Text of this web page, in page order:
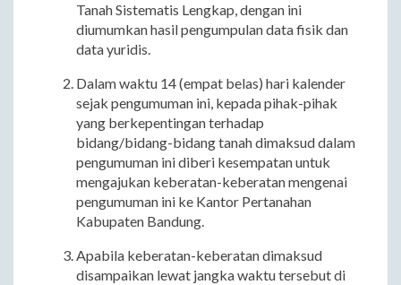
Tanah Sistematis Lengkap, dengan ini
diumumkan hasil pengumpulan data fisik dan
data yuridis.
Dalam waktu 14 (empat belas) hari kalender
sejak pengumuman ini, kepada pihak-pihak
yang berkepentingan terhadap
bidang/bidang-bidang tanah dimaksud dalam
pengumuman ini diberi kesempatan untuk
mengajukan keberatan-keberatan mengenai
pengumuman ini ke Kantor Pertanahan
Kabupaten Bandung.
Apabila keberatan-keberatan dimaksud
disampaikan lewat jangka waktu tersebut di